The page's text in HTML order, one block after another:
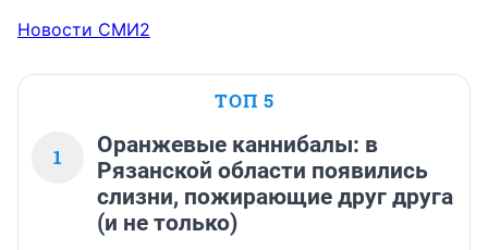
Новости СМИ2
ТОП 5
1
Оранжевые каннибалы: в
Рязанской области появились
слизни, пожирающие друг друга
(и не только)